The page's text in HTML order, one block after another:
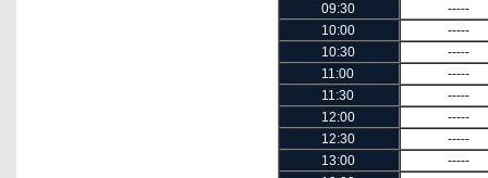
09:30
-----
10:00
-----
10:30
-----
11:00
-----
11:30
-----
12:00
-----
12:30
-----
13:00
-----